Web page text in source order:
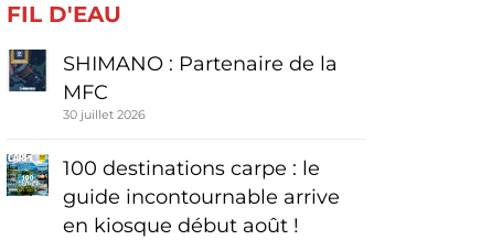
FIL D'EAU
SHIMANO : Partenaire de la
MFC
30 juillet 2026
100 destinations carpe : le
guide incontournable arrive
en kiosque début août !